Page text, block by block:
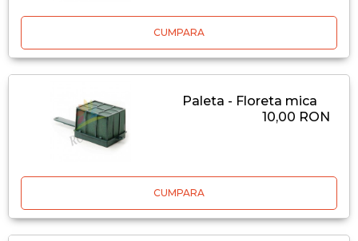
CUMPARA
Paleta - Floreta mica
10,00 RON
CUMPARA